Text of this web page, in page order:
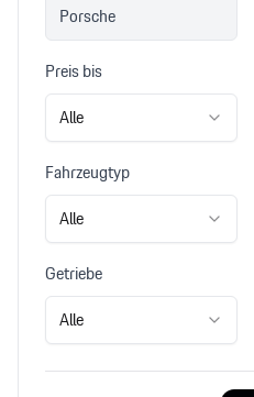
Porsche
Preis bis
Alle
Fahrzeugtyp
Alle
Getriebe
Alle